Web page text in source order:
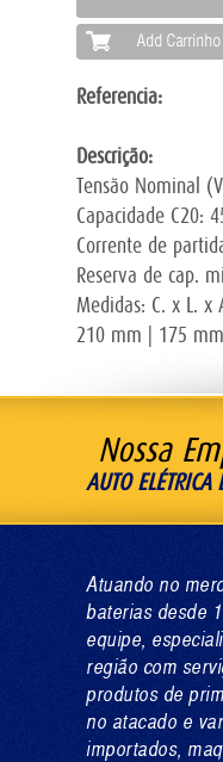
Referencia:
Descrição:
Tensão Nominal
Capacidade C20:
Corrente de
Reserva de cap.
Medidas: C. x L. x
210 mm | 175
Nossa
AUTO ELÉTRICA
Atuando no
baterias desde
equipe,
região com
produtos de
no atacado e
importados,